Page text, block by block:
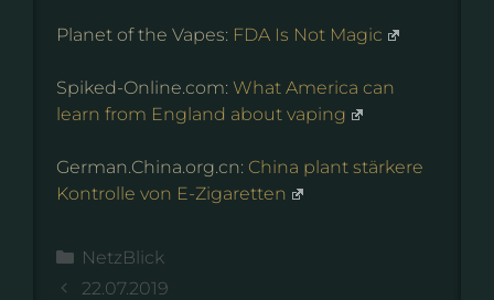
Planet of the Vapes: FDA Is Not Magic
Spiked-Online.com: What America can
learn from England about vaping
German.China.org.cn: China plant stärkere
Kontrolle von E-Zigaretten
Kategorien
NetzBlick
22.07.2019